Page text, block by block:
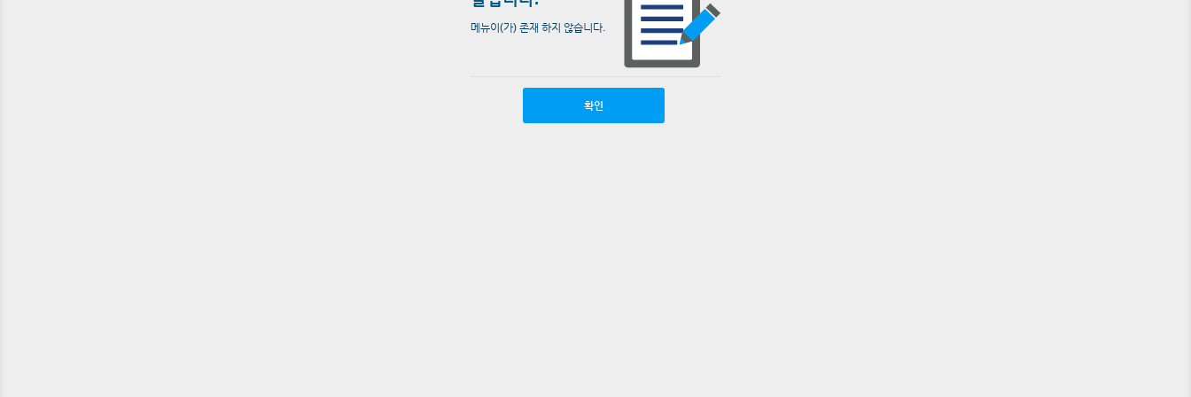
메뉴이(가) 존재 하지 않습니다.